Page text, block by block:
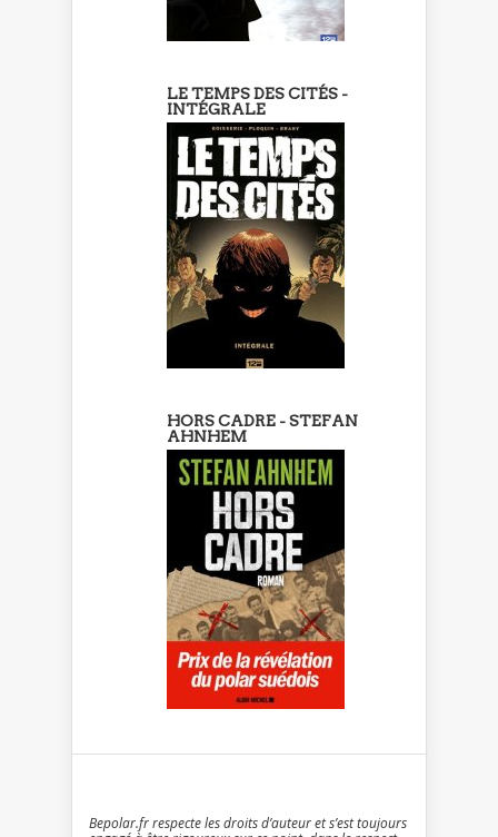
LE TEMPS DES CITÉS -
INTÉGRALE
HORS CADRE - STEFAN
AHNHEM
Bepolar.fr respecte les droits d’auteur et s’est toujours